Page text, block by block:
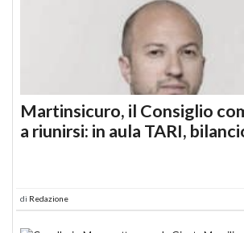
Martinsicuro, il Consiglio
a riunirsi: in aula TARI,
di Redazione